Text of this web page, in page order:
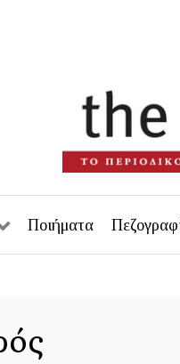
Ποιήματα